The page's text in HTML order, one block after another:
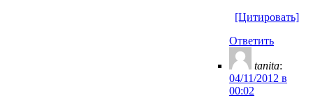
[Цитировать]
Ответить
tanita:
04/11/2012 в
00:02